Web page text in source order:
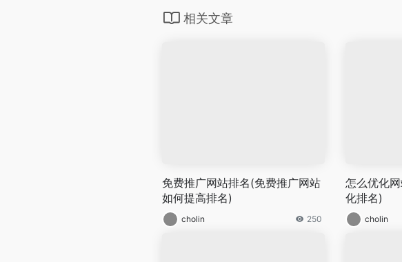
相关文章
免费推广网站排名(免费推广网站
如何提高排名)
cholin 250
怎么优化
化排名)
cholin